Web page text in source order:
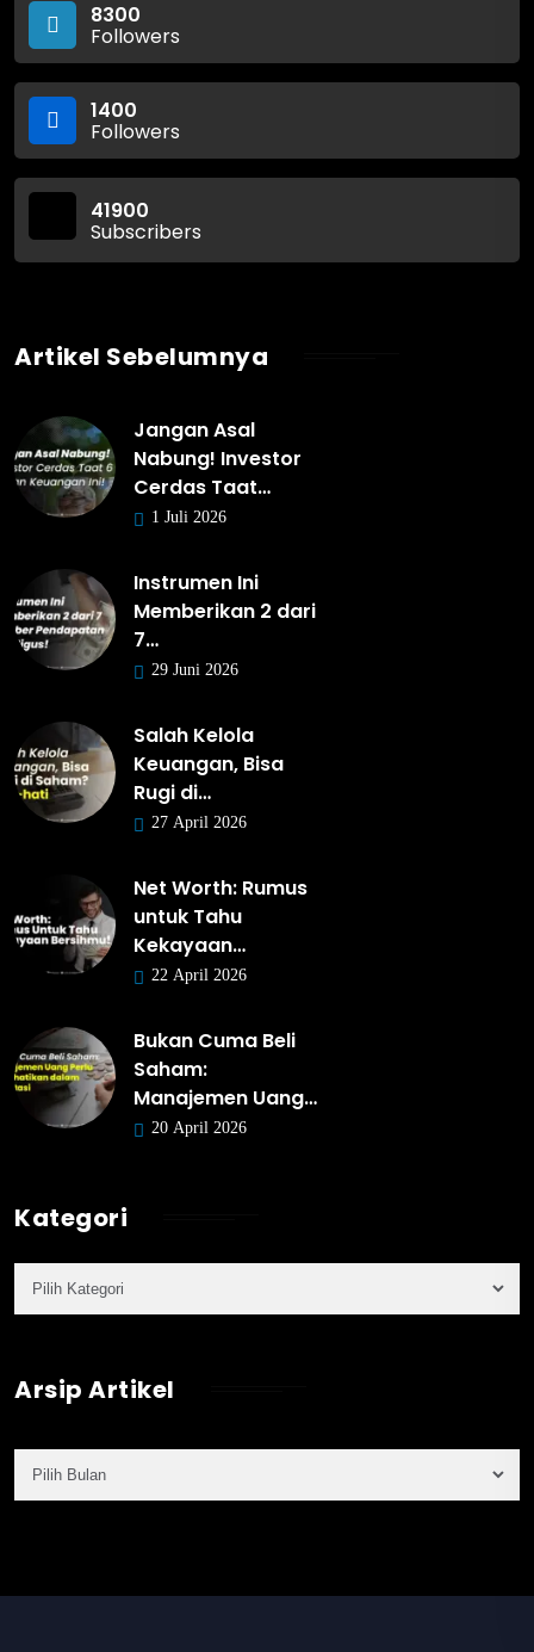
8300
Followers
1400
Followers
41900
Subscribers
Artikel Sebelumnya
Jangan Asal
Nabung! Investor
Cerdas Taat…
1 Juli 2026
Instrumen Ini
Memberikan 2 dari
7…
29 Juni 2026
Salah Kelola
Keuangan, Bisa
Rugi di…
27 April 2026
Net Worth: Rumus
untuk Tahu
Kekayaan…
22 April 2026
Bukan Cuma Beli
Saham:
Manajemen Uang…
20 April 2026
Kategori
Arsip Artikel